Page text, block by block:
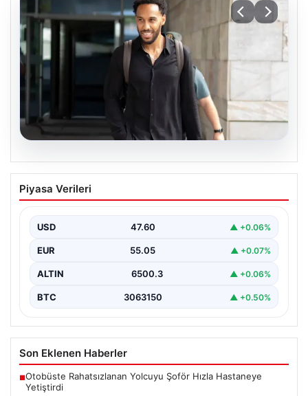
05.08.2026
Çorum FK’den Pierre-Emerick
Aubameyang açıklaması: ‘Bitmek
Piyasa Verileri
USD 47.60 ▲ +0.06%
EUR 55.05 ▲ +0.07%
ALTIN 6500.3 ▲ +0.06%
BTC 3063150 ▲ +0.50%
Son Eklenen Haberler
■Otobüste Rahatsızlanan Yolcuyu Şoför Hızla Hastaneye
Yetiştirdi